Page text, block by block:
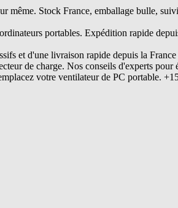
Stock France, emballage bulle,
portables. Expédition rapide
et d'une livraison rapide depuis la
de charge. Nos conseils d'experts pour
votre ventilateur de PC portable.